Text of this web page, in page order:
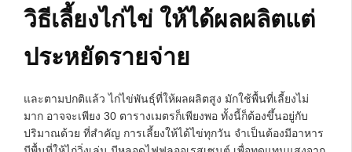
วิธีเลี้ยงไก่ไข่ ให้ได้ผลผลิตแต่
ประหยัดรายจ่าย
และตามปกติแล้ว ไก่ไข่พันธุ์ที่ให้ผลผลิตสูง มักใช้พื้นที่เลี้ยงไม่
มาก อาจจะเพียง 30 ตารางเมตรก็เพียงพอ ทั้งนี้ก็ต้องขึ้นอยู่กับ
ปริมาณด้วย ที่สำคัญ การเลี้ยงให้ได้ไข่ทุกวัน จำเป็นต้องมีอาหาร